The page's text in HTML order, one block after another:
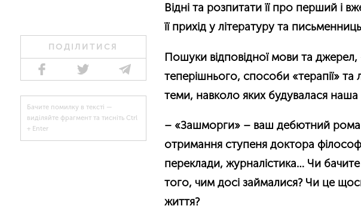
ПОДІЛИТИСЯ
Бачите помилку в тексті —
виділяйте фрагмент та тисніть Ctrl
+ Enter
Відні та розпитати її про перший і
її прихід у літературу та
Пошуки відповідної мови та
теперішнього, способи «терапії» та
теми, навколо яких будувалася
– «Зашморги» – ваш дебютний
отримання ступеня доктора
переклади, журналістика… Чи
того, чим досі займалися? Чи це
життя?